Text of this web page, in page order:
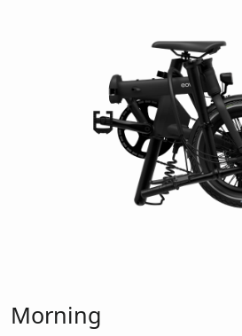
Morning